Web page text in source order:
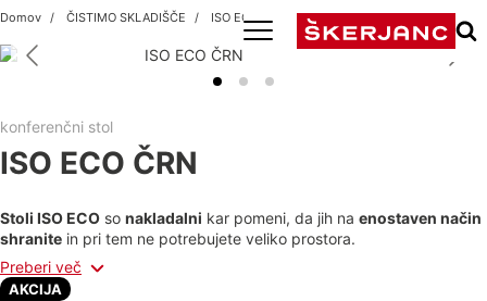
Domov ČISTIMO SKLADIŠČE ISO ECO ČRN
konferenčni stol
ISO ECO ČRN
Stoli ISO ECO so nakladalni kar pomeni, da jih na enostaven način
shranite in pri tem ne potrebujete veliko prostora.
Preberi več
AKCIJA